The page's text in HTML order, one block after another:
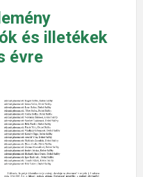
és illetékek
évre